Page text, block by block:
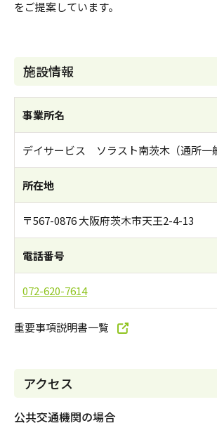
をご提案しています。
施設情報
事業所名
デイサービス ソラスト南茨木（通所一
所在地
〒567-0876 大阪府茨木市天王2-4-13
電話番号
072-620-7614
重要事項説明書一覧
アクセス
公共交通機関の場合